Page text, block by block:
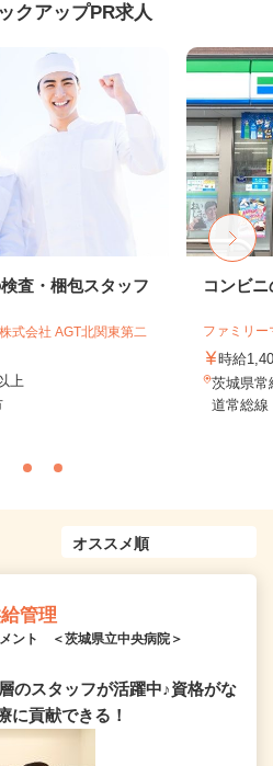
クアップPR求人
査・梱包スタッフ
式会社 AGT北関東第二
上
コンビ
ファミリー
時給
茨城県常
道常総線
管理
ント ＜茨城県立中央病院＞
のスタッフが活躍中♪資格がな
に貢献できる！